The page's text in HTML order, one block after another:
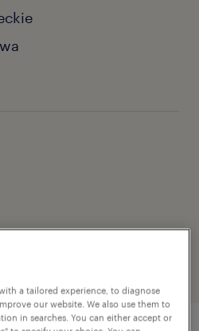
a tailored experience, to diagnose
our website. We also use them to
in searches. You can either accept or